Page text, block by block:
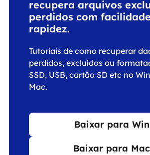
recupera arquivos
perdidos com
rapidez.
Tutoriais de como recuperar
perdidos, excluídos ou
SSD, USB, cartão SD etc no
Mac.
Baixar para Win
Baixar para Mac